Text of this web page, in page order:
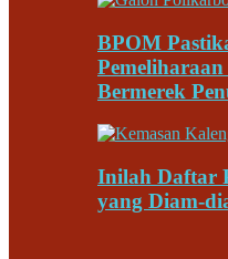
BPOM
Bermerek
Inilah Daftar
yang Diam-